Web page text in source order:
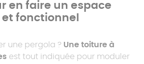
en faire un espace
fonctionnel
une pergola ? Une toiture à
est tout indiquée pour moduler